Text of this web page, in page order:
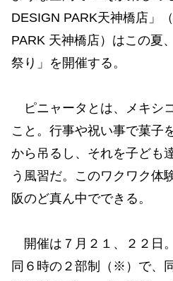
DESIGN PARK天神橋店」
PARK 天神橋店）はこの夏
祭り」を開催する。
ピニャータとは、メキシ
こと。行事や祝い事で菓子
から吊るし、それを子ども
う風習だ。このワクワク体
阪のど真ん中でできる。
開催は７月２１、２２日
同６時の２部制（※）で、